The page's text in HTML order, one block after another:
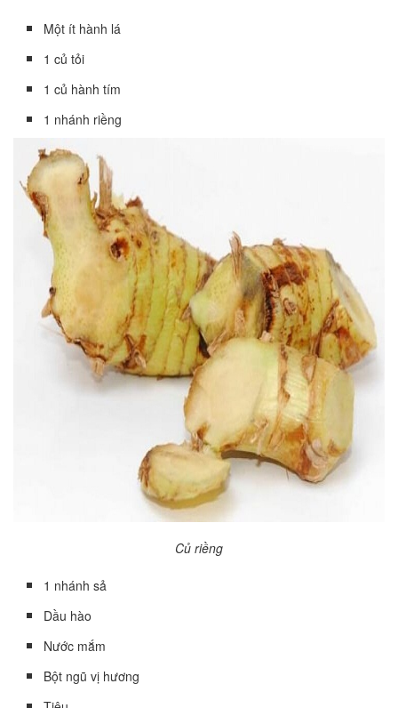
Một ít hành lá
1 củ tỏi
1 củ hành tím
1 nhánh riềng
Củ riềng
1 nhánh sả
Dầu hào
Nước mắm
Bột ngũ vị hương